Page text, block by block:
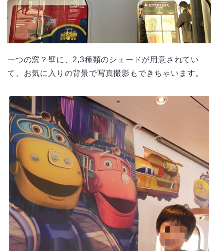
一つの窓？壁に、2,3種類のシェードが用意されてい
て、お気に入りの背景で写真撮影もできちゃいます。